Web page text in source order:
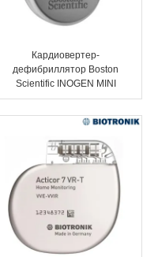
Кардиовертер-
дефибриллятор Boston
Scientific INOGEN MINI